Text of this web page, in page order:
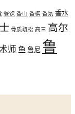
餐饮 香山 香槟 香氛 香水
骨质疏松 高三 高尔
师 鱼 鲁尼 鲁